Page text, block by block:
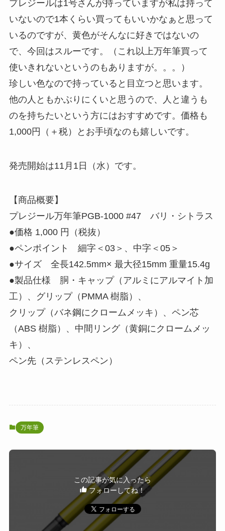
プレジールは1号さんが持っていますが私は持って
いないので1本くらい買ってもいいかなぁと思って
いるのですが、黄色がそんなに好きではないの
で、今回はスルーです。（これ以上万年筆買って
使いきれないというのもありますが。。。）
珍しい色なので持っていると目立つと思います。
他の人ともかぶりにくいと思うので、人と違うも
のを持ちたいという方にはおすすめです。価格も
1,000円（＋税）とお手頃なのも嬉しいです。
発売開始は11月1日（水）です。
【商品概要】
プレジール万年筆PGB-1000 #47 バリ・シトラス
●価格 1,000 円（税抜）
●ペンポイント 細字＜03＞、中字＜05＞
●サイズ 全長142.5mm× 最大径15mm 重量15.4g
●製品仕様 胴・キャップ（アルミにアルマイト加
工）、グリップ（PMMA 樹脂）、
クリップ（バネ鋼にクロームメッキ）、ペン芯
（ABS 樹脂）、中間リング（黄銅にクロームメッ
キ）、
ペン先（ステンレスペン）
万年筆
この記事が気に入ったら
フォローしてね！